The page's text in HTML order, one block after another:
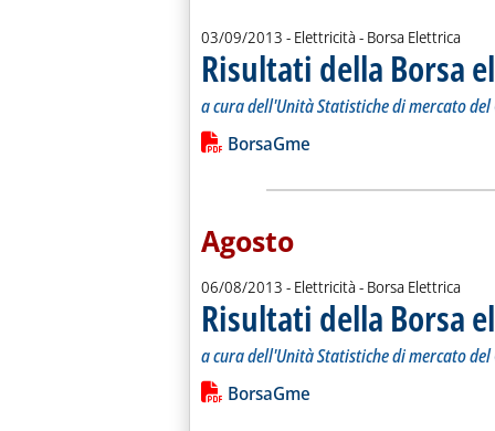
03/09/2013 - Elettricità - Borsa Elettrica
Risultati della Borsa
a cura dell'Unità Statistiche di mercato del
Leggi tutta la notizia: 'Risultati della
Lista allegati PDF alla notizia
BorsaGme
Agosto
06/08/2013 - Elettricità - Borsa Elettrica
Risultati della Borsa
a cura dell'Unità Statistiche di mercato del
Leggi tutta la notizia: 'Risultati della
Lista allegati PDF alla notizia
BorsaGme